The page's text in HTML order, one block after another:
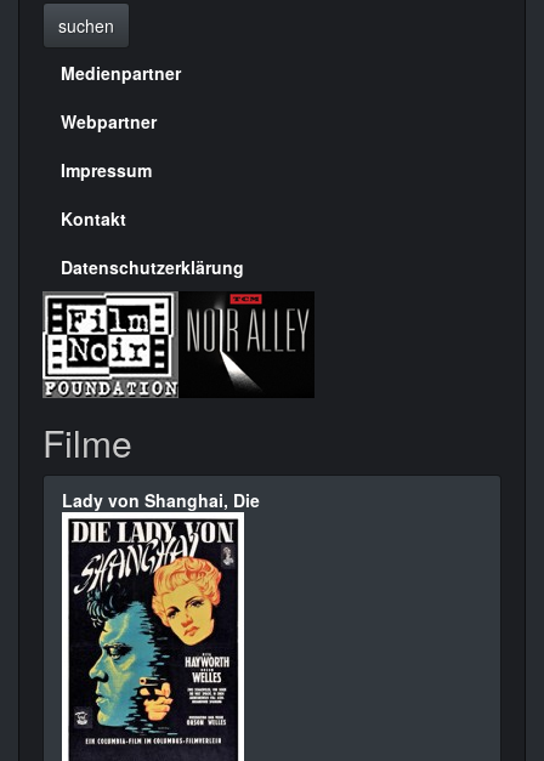
suchen
Menülinks
rechte
Seite
Medienpartner
Webpartner
Impressum
Kontakt
Datenschutzerklärung
Filme
Lady von Shanghai, Die